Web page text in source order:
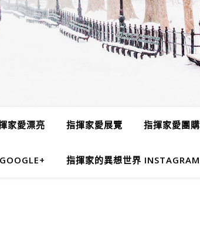
家愛漂亮 指揮家愛展覽 指揮家愛團購
指揮家的異想世界 INSTAGRAM